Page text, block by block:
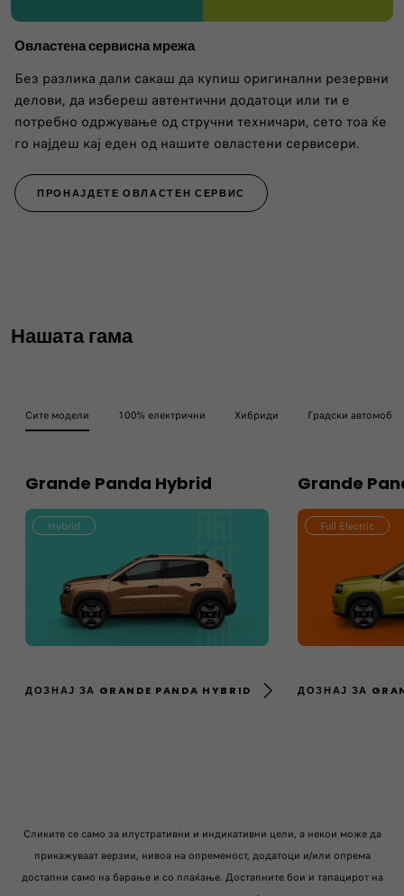
Овластена сервисна мрежа
Без разлика дали сакаш да купиш оригинални резервни
делови, да избереш автентични додатоци или ти е
потребно одржување од стручни техничари, сето тоа ќе
го најдеш кај еден од нашите овластени сервисери.
ПРОНАЈДЕТЕ ОВЛАСТЕН СЕРВИС
Нашата гама
Сите модели 100% електрични Хибриди Градски
Grande Panda Hybrid
Hybrid
ДОЗНАЈ ЗА GRANDE PANDA HYBRID
Grande
Full Electric
ДОЗНАЈ ЗА
Сликите се само за илустративни и индикативни цели, а некои може да
прикажуваат верзии, нивоа на опременост, додатоци и/или опрема
достапни само на барање и со плаќање. Достапните бои и тапацирот на